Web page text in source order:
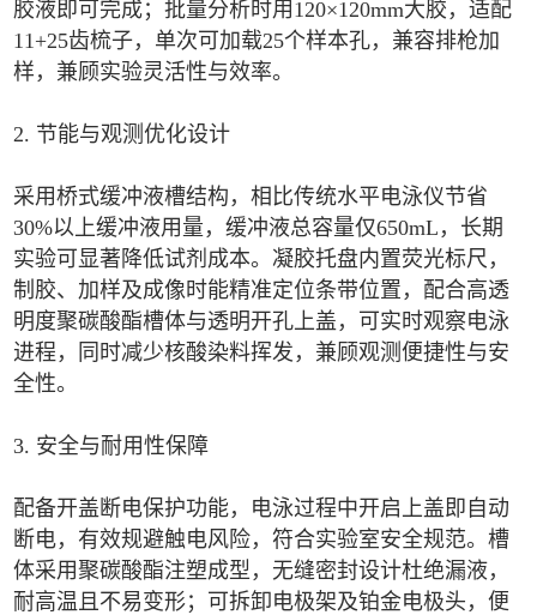
胶液即可完成；批量分析时用120×120mm大胶，适配
11+25齿梳子，单次可加载25个样本孔，兼容排枪加
样，兼顾实验灵活性与效率。
2. 节能与观测优化设计
采用桥式缓冲液槽结构，相比传统水平电泳仪节省
30%以上缓冲液用量，缓冲液总容量仅650mL，长期
实验可显著降低试剂成本。凝胶托盘内置荧光标尺，
制胶、加样及成像时能精准定位条带位置，配合高透
明度聚碳酸酯槽体与透明开孔上盖，可实时观察电泳
进程，同时减少核酸染料挥发，兼顾观测便捷性与安
全性。
3. 安全与耐用性保障
配备开盖断电保护功能，电泳过程中开启上盖即自动
断电，有效规避触电风险，符合实验室安全规范。槽
体采用聚碳酸酯注塑成型，无缝密封设计杜绝漏液，
耐高温且不易变形；可拆卸电极架及铂金电极头，便